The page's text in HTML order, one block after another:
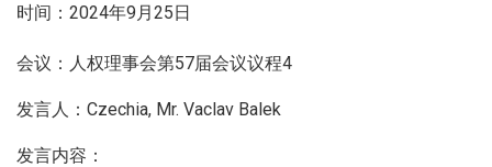
时间：2024年9月25日
会议：人权理事会第57届会议议程4
发言人：Czechia, Mr. Vaclav Balek
发言内容：